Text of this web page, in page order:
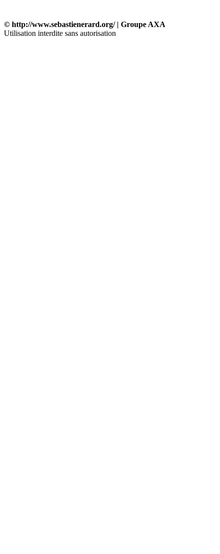
© http://www.sebastienerard.org/ | Groupe AXA
Utilisation interdite sans autorisation